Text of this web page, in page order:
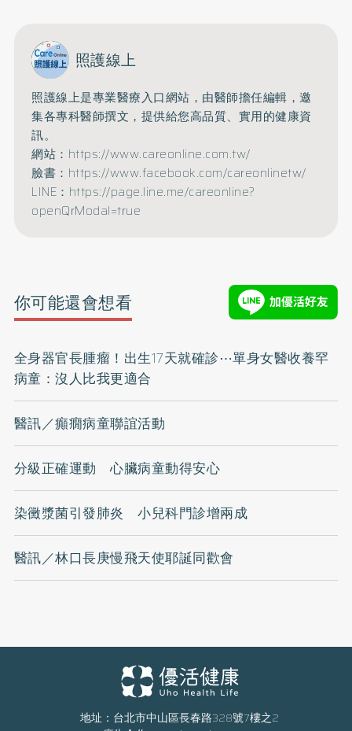
照護線上
照護線上是專業醫療入口網站，由醫師擔任編輯，邀
集各專科醫師撰文，提供給您高品質、實用的健康資
訊。
網站：https://www.careonline.com.tw/
臉書：https://www.facebook.com/careonlinetw/
LINE：https://page.line.me/careonline?
openQrModal=true
你可能還會想看
全身器官長腫瘤！出生17天就確診⋯單身女醫收養罕
病童：沒人比我更適合
醫訊／癲癇病童聯誼活動
分級正確運動 心臟病童動得安心
染黴漿菌引發肺炎 小兒科門診增兩成
醫訊／林口長庚慢飛天使耶誕同歡會
地址：台北市中山區長春路328號7樓之2